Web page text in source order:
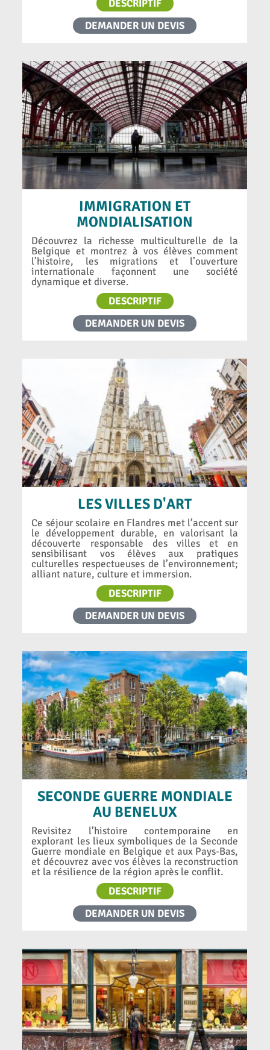
DESCRIPTIF
DEMANDER UN DEVIS
IMMIGRATION ET
MONDIALISATION
Découvrez la richesse multiculturelle de la
Belgique et montrez à vos élèves comment
l’histoire, les migrations et l’ouverture
internationale façonnent une société
dynamique et diverse.
DESCRIPTIF
DEMANDER UN DEVIS
LES VILLES D'ART
Ce séjour scolaire en Flandres met l’accent sur
le développement durable, en valorisant la
découverte responsable des villes et en
sensibilisant vos élèves aux pratiques
culturelles respectueuses de l’environnement;
alliant nature, culture et immersion.
DESCRIPTIF
DEMANDER UN DEVIS
SECONDE GUERRE MONDIALE
AU BENELUX
Revisitez l’histoire contemporaine en
explorant les lieux symboliques de la Seconde
Guerre mondiale en Belgique et aux Pays-Bas,
et découvrez avec vos élèves la reconstruction
et la résilience de la région après le conflit.
DESCRIPTIF
DEMANDER UN DEVIS